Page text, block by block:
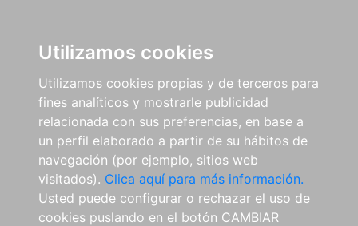
Utilizamos cookies
Utilizamos cookies propias y de terceros para
fines analíticos y mostrarle publicidad
relacionada con sus preferencias, en base a
un perfil elaborado a partir de su hábitos de
navegación (por ejemplo, sitios web
visitados). Clica aquí para más información.
Usted puede configurar o rechazar el uso de
cookies puslando en el botón CAMBIAR